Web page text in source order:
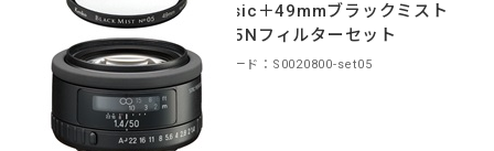
Classic＋49mmブラックミスト
No.05Nフィルターセット
商品コード：S0020800-set05